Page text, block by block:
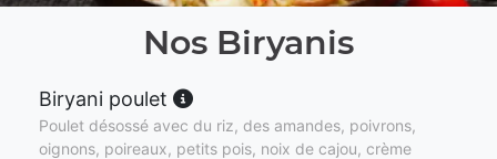
Nos Biryanis
Biryani poulet
Poulet désossé avec du riz, des amandes, poivrons,
oignons, poireaux, petits pois, noix de cajou, crème